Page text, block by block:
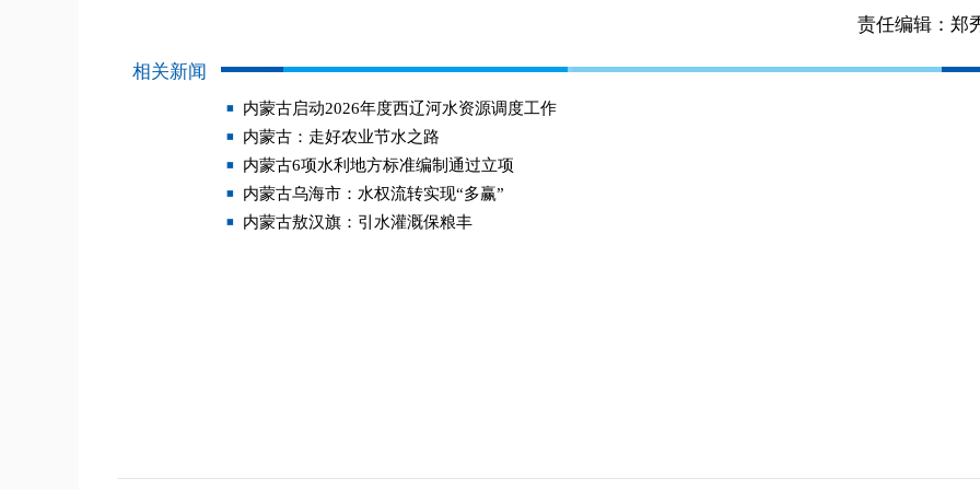
责任编辑：郑
相关新闻
内蒙古启动2026年度西辽河水资源调度工作
内蒙古：走好农业节水之路
内蒙古6项水利地方标准编制通过立项
内蒙古乌海市：水权流转实现“多赢”
内蒙古敖汉旗：引水灌溉保粮丰